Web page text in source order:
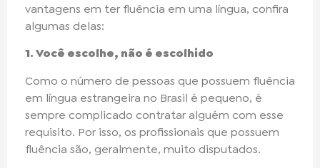
vantagens em ter fluência em uma língua, confira
algumas delas:
1. Você escolhe, não é escolhido
Como o número de pessoas que possuem fluência
em língua estrangeira no Brasil é pequeno, é
sempre complicado contratar alguém com esse
requisito. Por isso, os profissionais que possuem
fluência são, geralmente, muito disputados.